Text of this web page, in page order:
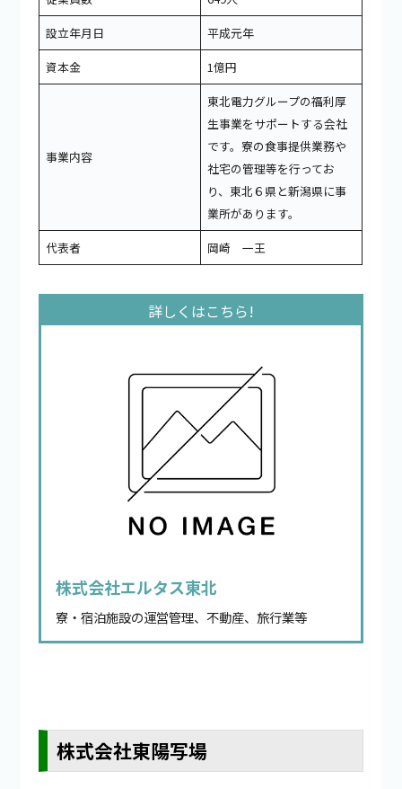
設立年月日
平成元年
資本金
1億円
事業内容
東北電力グループの福利厚
生事業をサポートする会社
です。寮の食事提供業務や
社宅の管理等を行ってお
り、東北６県と新潟県に事
業所があります。
代表者
岡崎 一王
株式会社エルタス東北
寮・宿泊施設の運営管理、不動産、旅行業等
株式会社東陽写場